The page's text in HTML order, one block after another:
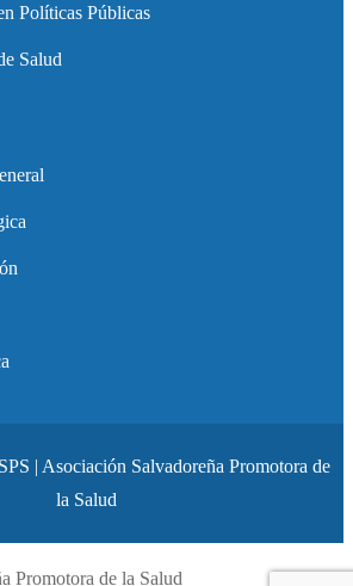
Políticas Públicas
Salud
| Asociación Salvadoreña Promotora de
la Salud
Promotora de la Salud